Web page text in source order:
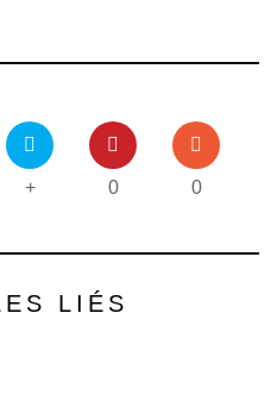
+ 0 0
LIÉS